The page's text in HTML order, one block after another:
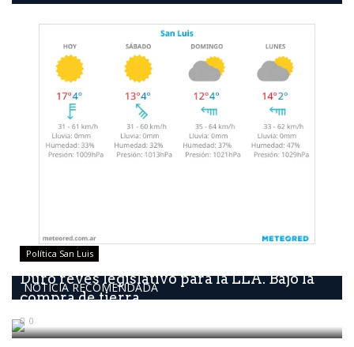
NOTICIA RECOMENDADA
Política San Luis
Duro revés legislativo para la LLA. Bajó la
compra de tierra...
0